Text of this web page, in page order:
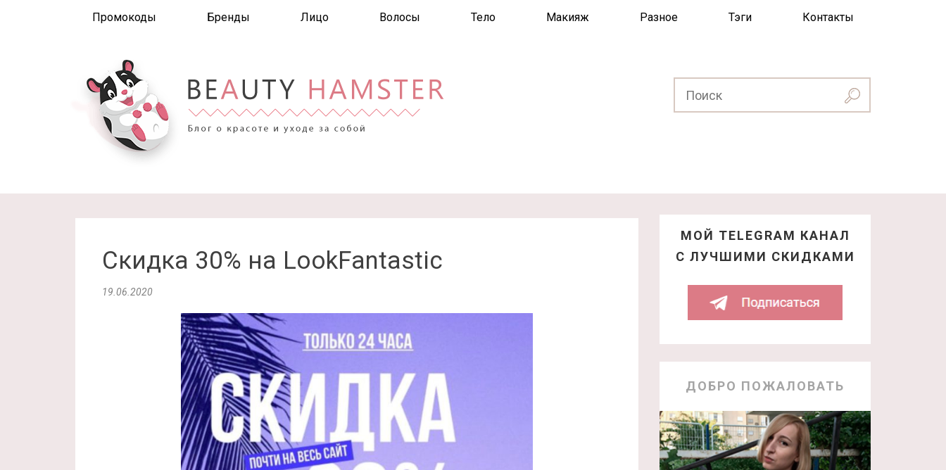
Промокоды Бренды Лицо Волосы Тело Макияж Разное Тэги Контакты
Скидка 30% на LookFantastic
19.06.2020
МОЙ TELEGRAM КАНАЛ
С ЛУЧШИМИ СКИДКАМИ
ДОБРО ПОЖАЛОВАТЬ